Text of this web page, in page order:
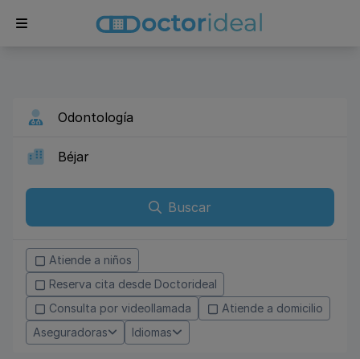
Buscar
Atiende a niños
Reserva cita desde Doctorideal
Consulta por videollamada
Atiende a domicilio
Aseguradoras
Idiomas